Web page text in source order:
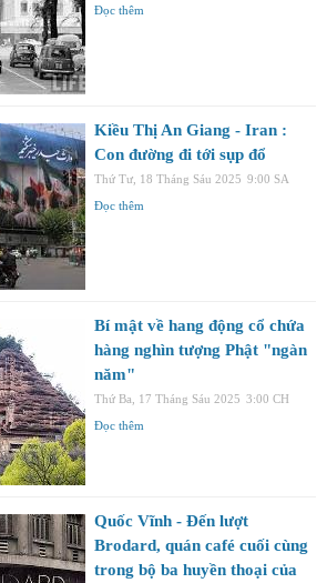
Đọc thêm
Kiều Thị An Giang - Iran :
Con đường đi tới sụp đổ
Thứ Tư, 18 Tháng Sáu 2025 9:00 SA
Đọc thêm
Bí mật về hang động cổ chứa
hàng nghìn tượng Phật "ngàn
năm"
Thứ Ba, 17 Tháng Sáu 2025 3:00 CH
Đọc thêm
Quốc Vĩnh - Đến lượt
Brodard, quán café cuối cùng
trong bộ ba huyền thoại của